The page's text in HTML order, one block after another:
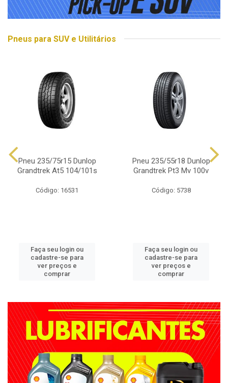
Pneus para SUV e Utilitários
Pneu 235/75r15 Dunlop
Grandtrek At5 104/101s
Código: 16531
Faça seu login ou
cadastre-se para
ver preços e
comprar
Pneu 235/55r18 Dunlop
Grandtrek Pt3 Mv 100v
Código: 5738
Faça seu login ou
cadastre-se para
ver preços e
comprar